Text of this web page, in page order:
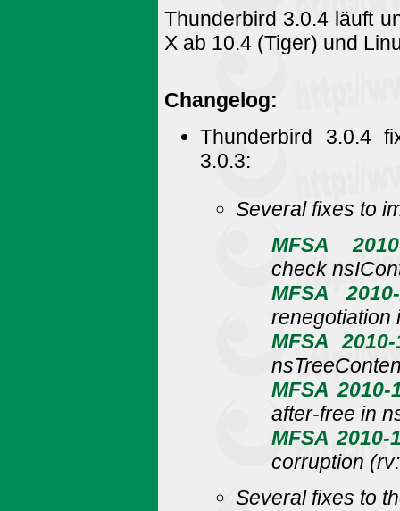
Thunderbird 3.0.4 läuft
X ab 10.4 (Tiger) und
Changelog:
Thunderbird 3.0.4
3.0.3:
Several fixes to
MFSA
check
MFSA
renegotiation
MFSA 2010-
MFSA 2010-
after-free in
MFSA 2010-
corruption
Several fixes to